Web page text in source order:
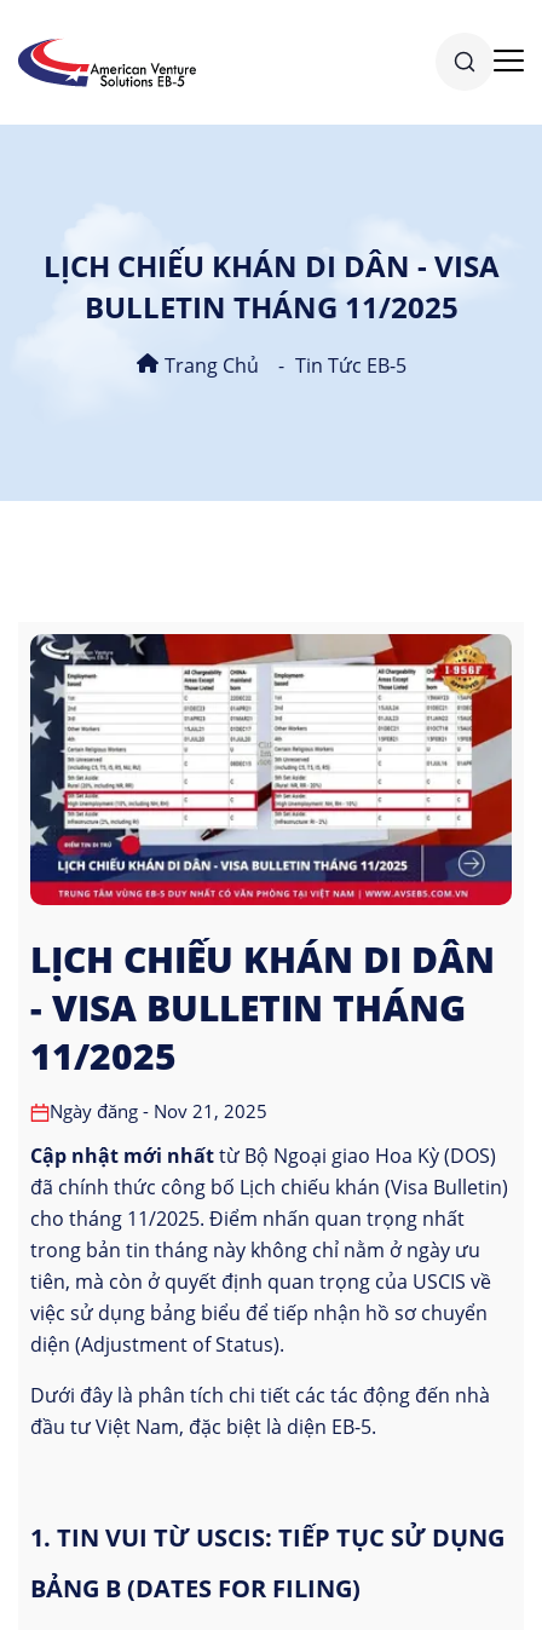
LỊCH CHIẾU KHÁN DI DÂN - VISA
BULLETIN THÁNG 11/2025
Trang Chủ Tin Tức EB-5
LỊCH CHIẾU KHÁN DI DÂN
- VISA BULLETIN THÁNG
11/2025
Ngày đăng - Nov 21, 2025
Cập nhật mới nhấttừ Bộ Ngoại giao Hoa Kỳ (DOS)
đã chính thức công bố Lịch chiếu khán (Visa Bulletin)
cho tháng 11/2025. Điểm nhấn quan trọng nhất
trong bản tin tháng này không chỉ nằm ở ngày ưu
tiên, mà còn ở quyết định quan trọng của USCIS về
việc sử dụng bảng biểu để tiếp nhận hồ sơ chuyển
diện (Adjustment of Status).
Dưới đây là phân tích chi tiết các tác động đến nhà
đầu tư Việt Nam, đặc biệt là diện EB-5.
1. TIN VUI TỪ USCIS: TIẾP TỤC SỬ DỤNG
BẢNG B (DATES FOR FILING)